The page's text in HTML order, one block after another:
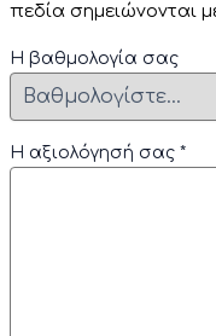
πεδία σημειώνονται
Η βαθμολογία σας
Η αξιολόγησή σας *